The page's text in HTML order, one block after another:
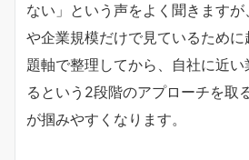
ない」という声をよく聞きます
や企業規模だけで見ているため
題軸で整理してから、自社に近
るという2段階のアプローチを取
が掴みやすくなります。